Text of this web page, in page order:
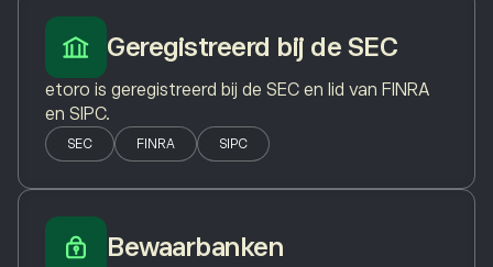
Geregistreerd bij de SEC
etoro is geregistreerd bij de SEC en lid van FINRA
en SIPC.
SEC FINRA SIPC
Bewaarbanken